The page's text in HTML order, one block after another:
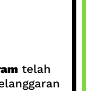
telah